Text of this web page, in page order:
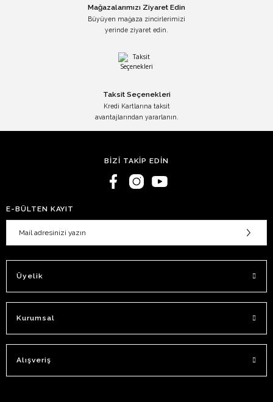
Mağazalarımızı Ziyaret Edin
Büyüyen mağaza zincirlerimizi
yerinde ziyaret edin.
Taksit Seçenekleri
Kredi Kartlarına taksit
avantajlarından yararlanın.
BİZİ TAKİP EDİN
E-BÜLTEN KAYIT
Üyelik
Kurumsal
Alışveriş